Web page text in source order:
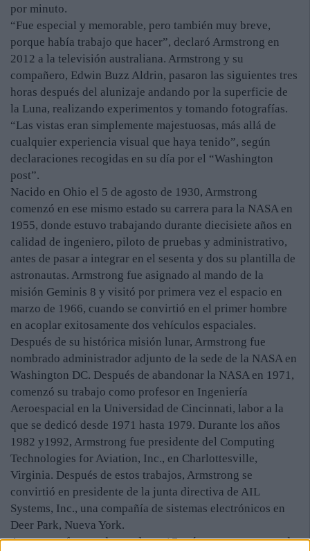
por minuto.
“Fue especial y memorable, pero también muy breve,
porque había trabajo que hacer”, declaró Armstrong en
2012 a la televisión australiana. Armstrong y su
compañero, Edwin Buzz Aldrin, pasaron las siguientes tres
horas después del alunizaje andando por la superficie de
la Luna, realizando experimentos y tomando fotografías.
“Las vistas eran simplemente majestuosas, más allá de
cualquier experiencia visual que haya tenido”, según
declaraciones recogidas en su día por el “Washington
post”.
Nacido en Ohio el 5 de agosto de 1930, Armstrong
comenzó en ese mismo estado su carrera para la NASA en
1955, donde estuvo trabajando durante diecisiete años en
calidad de ingeniero, piloto de pruebas y administrativo,
antes de pasar a integrar en el sesenta y dos su plantilla de
astronautas. Armstrong fue asignado al mando de la
misión Geminis 8 y visitó por primera vez el espacio en
marzo de 1966, cuando se convirtió en el primer hombre
en acoplar exitosamente dos vehículos espaciales.
Después de su histórica misión lunar, Armstrong fue
nombrado administrador adjunto de la sede de la NASA en
Washington DC. Después de abandonar la NASA en 1971,
comenzó su trabajo como profesor en Ingeniería
Aeroespacial en la Universidad de Cincinnati, labor a la
que se dedicó desde 1971 hasta 1979. Durante los años
1982 y1992, Armstrong fue presidente del Computing
Technologies for Aviation, Inc., en Charlottesville,
Virginia. Después de estos trabajos, Armstrong se
convirtió en presidente de la junta directiva de AIL
Systems, Inc., una compañía de sistemas electrónicos en
Deer Park, Nueva York.
Armstrong fue condecorado en 17 países y era receptor de